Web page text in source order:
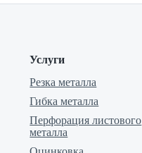
Услуги
Резка металла
Гибка металла
Перфорация листового
металла